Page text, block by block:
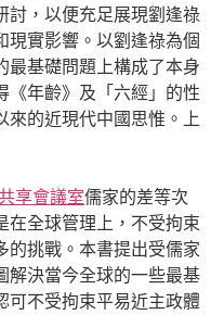
討，以便充足展現劉逢祿
現實影響。以劉逢祿為個
最基礎問題上構成了本身
《年齡》及「六經」的性
來的近現代中國思惟。上
享會議室儒家的差等次
在全球管理上，不受拘束
的挑戰。本書提出受儒家
解決當今全球的一些最基
可不受拘束平易近主政體